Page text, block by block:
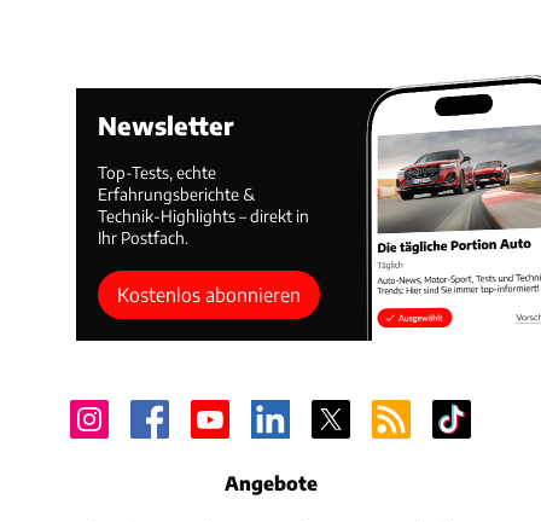
Newsletter
Top-Tests, echte
Erfahrungsberichte &
Technik-Highlights – direkt in
Ihr Postfach.
Kostenlos abonnieren
Angebote